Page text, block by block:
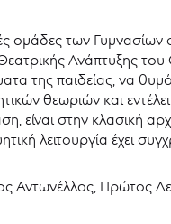
ομάδες των
Ανάπτυξης
της παιδείας, να
θεωριών και
είναι στην κλασική
λειτουργία έχει
Αντωνέλλος, Πρώτος